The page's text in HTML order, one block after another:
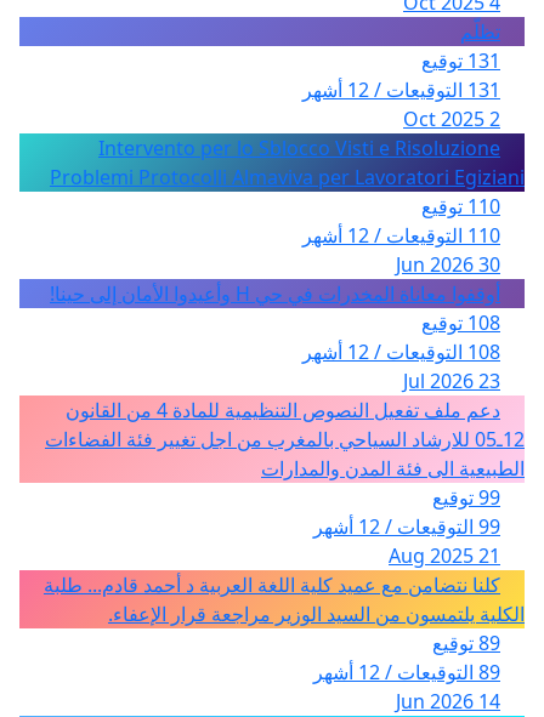
تظلّم
131 توقيع
131 التوقيعات / 12 أشهر
2 Oct 2025
Intervento per lo Sblocco Visti e Risoluzione
Problemi Protocolli Almaviva per Lavoratori Egiziani
110 توقيع
110 التوقيعات / 12 أشهر
30 Jun 2026
أوقفوا معاناة المخدرات في حي H وأعيدوا الأمان إلى حينا!
108 توقيع
108 التوقيعات / 12 أشهر
23 Jul 2026
دعم ملف تفعيل النصوص التنظيمية للمادة 4 من القانون
12ـ05 للارشاد السياحي بالمغرب من اجل تغيير فئة الفضاءات
الطبيعية الى فئة المدن والمدارات
99 توقيع
99 التوقيعات / 12 أشهر
21 Aug 2025
كلنا نتضامن مع عميد كلية اللغة العربية د أحمد قادم... طلبة
الكلية يلتمسون من السيد الوزير مراجعة قرار الإعفاء.
89 توقيع
89 التوقيعات / 12 أشهر
14 Jun 2026